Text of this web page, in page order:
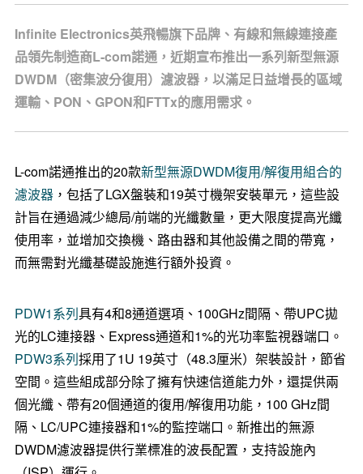
Infinite Electronics英飛暢旗下品牌、有線和無線連接產
品領先制造商L-com諾通，近期宣布推出一系列新型無源
DWDM（密集波分復用）濾波器，以滿足日益增長的區域
運輸、PON、GPON和FTTx的應用需求。
L-com諾通推出的20款新型無源DWDM復用/解復用組合的
濾波器，包括了LGX盤裝和19英寸機架安裝單元，這些設
計旨在通過減少總局/前端的光纖數量，更大限度提高光纖
使用率，並增加交換機、路由器和其他設備之間的帶寬，
而無需對光纖基礎設施進行額外投資。
PDW1系列具有4和8通道選項、100GHz間隔、帶UPC拋
光的LC連接器、Express通道和1%的光功率監視器端口。
PDW3系列採用了1U 19英寸（48.3厘米）架裝設計，節省
空間。這些組成部分除了擁有快速信道能力外，還提供兩
個光纖、帶有20個通道的復用/解復用功能，100 GHz間
隔、LC/UPC連接器和1%的監控端口。新推出的無源
DWDM濾波器提供行業標准的波長配置，支持設施內